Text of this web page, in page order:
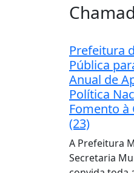
Prefeitura
Pública
Anual de
Política
Fomento à
(23)
A Prefeitura
Secretaria